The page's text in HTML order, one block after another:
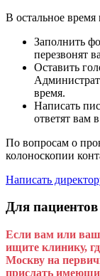
В остальное
Заполнить
перезвонят
Оставить
время.
Написать
ответят вам
По вопросам о
колоноскопии
Написать
Для
Если вам или
ищите клинику,
Москву на
прислать